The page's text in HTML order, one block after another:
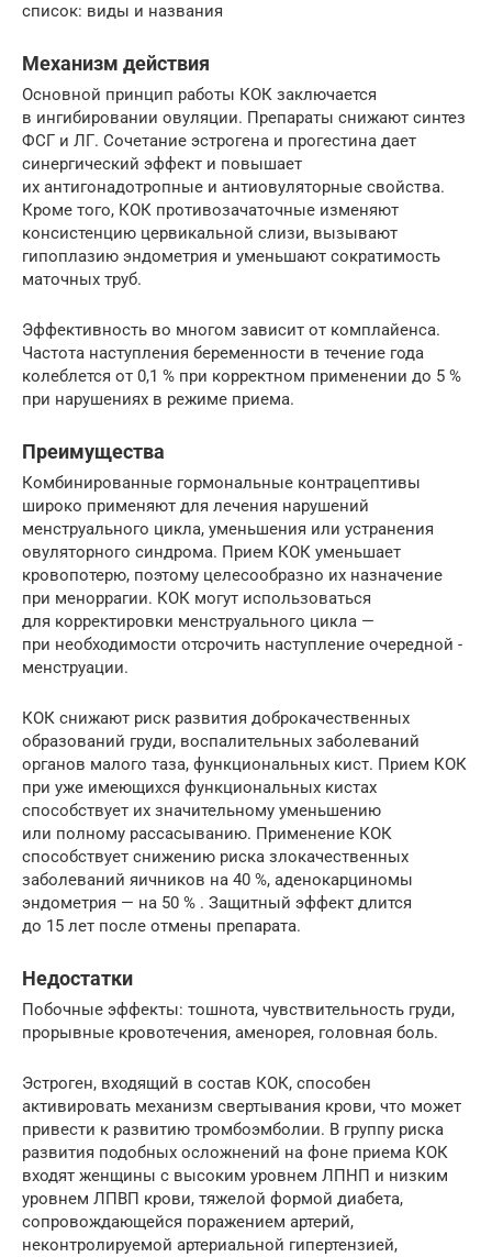
список: виды и названия
Механизм действия
Основной принцип работы КОК заключается
в ингибировании овуляции. Препараты снижают синтез
ФСГ и ЛГ. Сочетание эстрогена и прогестина дает
синергический эффект и повышает
их антигонадотропные и антиовуляторные свойства.
Кроме того, КОК противозачаточные изменяют
консистенцию цервикальной слизи, вызывают
гипоплазию эндометрия и уменьшают сократимость
маточных ­труб.
Эффективность во многом зависит от комплайенса.
Частота наступления беременности в течение года
колеблется от 0,1 % при корректном применении до 5 %
при нарушениях в режиме ­приема.
Преимущества
Комбинированные гормональные контрацептивы
широко применяют для лечения нарушений
менструального цикла, уменьшения или устранения
овуляторного синдрома. Прием КОК уменьшает
кровопотерю, поэтому целесообразно их назначение
при меноррагии. КОК могут использоваться
для корректировки менструального цикла —
при необходимости отсрочить наступление очередной ­
менструации.
КОК снижают риск развития доброкачественных
образований груди, воспалительных заболеваний
органов малого таза, функциональных кист. Прием КОК
при уже имеющихся функциональных кистах
способствует их значительному уменьшению
или полному рассасыванию. Применение КОК
способствует снижению риска злокачественных
заболеваний яичников на 40 %, аденокарциномы
эндометрия — на 50 % . Защитный эффект длится
до 15 лет после отмены ­препарата.
Недостатки
Побочные эффекты: тошнота, чувствительность груди,
прорывные кровотечения, аменорея, головная ­боль.
Эстроген, входящий в состав КОК, способен
активировать механизм свертывания крови, что может
привести к развитию тромбоэмболии. В группу риска
развития подобных осложнений на фоне приема КОК
входят женщины с высоким уровнем ЛПНП и низким
уровнем ЛПВП крови, тяжелой формой диабета,
сопровождающейся поражением артерий,
неконтролируемой артериальной гипертензией,